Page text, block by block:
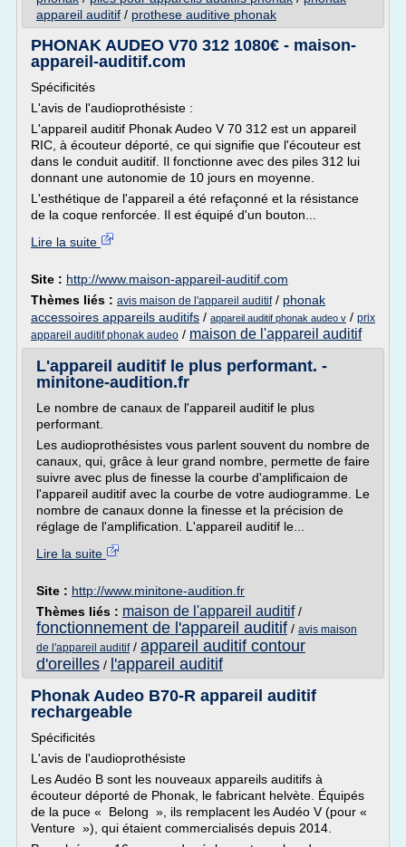
appareil auditif / prothese auditive phonak
PHONAK AUDEO V70 312 1080€ - maison-
appareil-auditif.com
Spécificités
L'avis de l'audioprothésiste :
L'appareil auditif Phonak Audeo V 70 312 est un appareil
RIC, à écouteur déporté, ce qui signifie que l'écouteur est
dans le conduit auditif. Il fonctionne avec des piles 312 lui
donnant une autonomie de 10 jours en moyenne.
L'esthétique de l'appareil a été refaçonné et la résistance
de la coque renforcée. Il est équipé d'un bouton...
Lire la suite
Site : http://www.maison-appareil-auditif.com
Thèmes liés : avis maison de l'appareil auditif/ phonak
accessoires appareils auditifs / appareil auditif phonak audeo v / prix
appareil auditif phonak audeo / maison de l'appareil auditif
L'appareil auditif le plus performant. -
minitone-audition.fr
Le nombre de canaux de l'appareil auditif le plus
performant.
Les audioprothésistes vous parlent souvent du nombre de
canaux, qui, grâce à leur grand nombre, permette de faire
suivre avec plus de finesse la courbe d'amplificaion de
l'appareil auditif avec la courbe de votre audiogramme. Le
nombre de canaux donne la finesse et la précision de
réglage de l'amplification. L'appareil auditif le...
Lire la suite
Site : http://www.minitone-audition.fr
Thèmes liés : maison de l'appareil auditif/
fonctionnement de l'appareil auditif / avis maison
de l'appareil auditif/ appareil auditif contour
d'oreilles / l'appareil auditif
Phonak Audeo B70-R appareil auditif
rechargeable
Spécificités
L'avis de l'audioprothésiste
Les Audéo B sont les nouveaux appareils auditifs à
écouteur déporté de Phonak, le fabricant helvète. Équipés
de la puce « Belong », ils remplacent les Audéo V (pour «
Venture »), qui étaient commercialisés depuis 2014.